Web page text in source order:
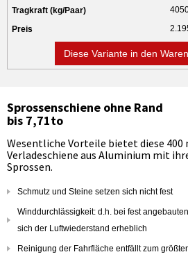
Diese Variante in den
Sprossenschiene ohne Rand
bis 7,71to
Wesentliche Vorteile bietet diese 400
Verladeschiene aus Aluminium mit
Sprossen.
Schmutz und Steine setzen sich nicht fest
Winddurchlässigkeit: d.h. bei fest
sich der Luftwiederstand erheblich
Reinigung der Fahrfläche entfällt zum